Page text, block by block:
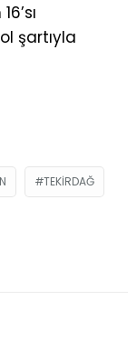
şartıyla
TEKIRDAĞ